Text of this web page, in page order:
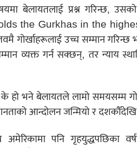
बेलायतलाई प्रश्न गरिन्छ,
the Gurkhas in the highest
गोर्खाहरूलाई उच्च सम्मान
व्यक्त गर्न सक्छन्, तर न्याय
हो भने बेलायतले लामो समयसम्म
आन्दोलन जन्मियो र
अमेरिकामा पनि गृहयुद्धपछिका